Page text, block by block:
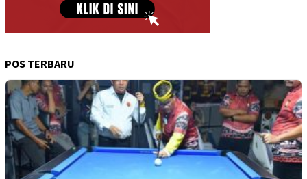
POS TERBARU